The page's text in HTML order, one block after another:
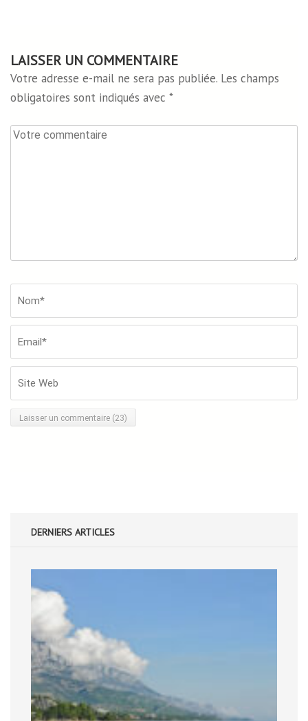
LAISSER UN COMMENTAIRE
Votre adresse e-mail ne sera pas publiée. Les champs
obligatoires sont indiqués avec *
Votre
DERNIERS ARTICLES